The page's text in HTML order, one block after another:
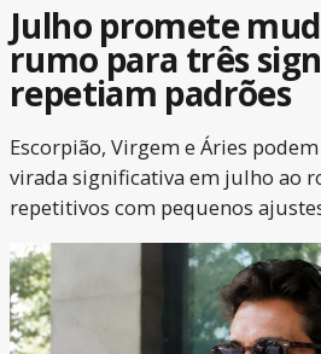
Julho promete
rumo para três
repetiam padrões
Escorpião, Virgem e Áries
virada significativa em julho ao
repetitivos com pequenos